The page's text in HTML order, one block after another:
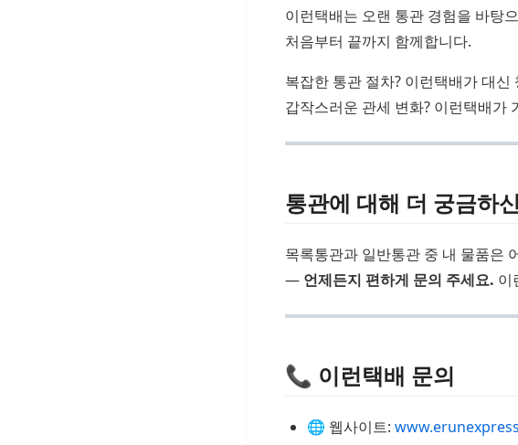
이런택배는 오랜 통관 경험을 바탕
처음부터 끝까지 함께합니다.
복잡한 통관 절차? 이런택배가 대신
갑작스러운 관세 변화? 이런택배가
통관에 대해 더 궁금하
목록통관과 일반통관 중 내 물품은
— 언제든지 편하게 문의 주세요. 이
📞 이런택배 문의
🌐 웹사이트: